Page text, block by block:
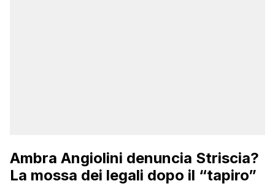
Ambra Angiolini denuncia Striscia?
La mossa dei legali dopo il “tapiro”